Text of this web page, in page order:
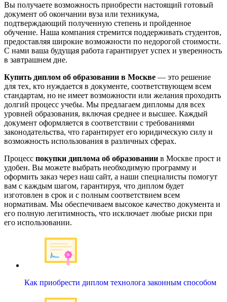
Вы получаете возможность приобрести настоящий готовый
документ об окончании вуза или техникума,
подтверждающий полученную степень и пройденное
обучение. Наша компания стремится поддерживать студентов,
предоставляя широкие возможности по недорогой стоимости.
С нами ваша будущая работа гарантирует успех и уверенность
в завтрашнем дне.
Купить диплом об образовании в Москве — это решение
для тех, кто нуждается в документе, соответствующем всем
стандартам, но не имеет возможности или желания проходить
долгий процесс учебы. Мы предлагаем дипломы для всех
уровней образования, включая среднее и высшее. Каждый
документ оформляется в соответствии с требованиями
законодательства, что гарантирует его юридическую силу и
возможность использования в различных сферах.
Процесс покупки диплома об образовании в Москве прост и
удобен. Вы можете выбрать необходимую программу и
оформить заказ через наш сайт, а наши специалисты помогут
вам с каждым шагом, гарантируя, что диплом будет
изготовлен в срок и с полным соответствием всем
нормативам. Мы обеспечиваем высокое качество документа и
его полную легитимность, что исключает любые риски при
его использовании.
Как приобрести диплом технолога законным способом